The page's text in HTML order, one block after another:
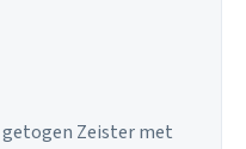
getogen Zeister met